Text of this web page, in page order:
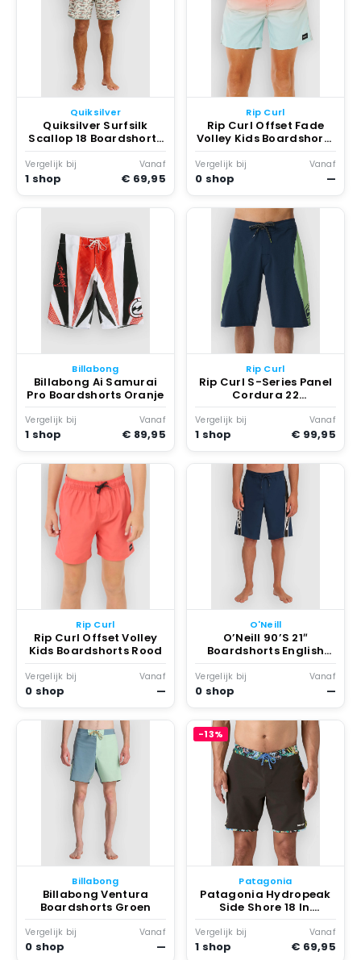
Quiksilver
Quiksilver Surfsilk
Scallop 18 Boardshorts
Wit
Vergelijk bij
1 shop
Vanaf
€ 69,95
Rip Curl
Rip Curl Offset Fade
Volley Kids Boardshorts
Rood
Vergelijk bij
0 shop
Vanaf
—
Billabong
Billabong Ai Samurai
Pro Boardshorts Oranje
Vergelijk bij
1 shop
Vanaf
€ 89,95
Rip Curl
Rip Curl S-Series Panel
Cordura 22
Boardshorts Blauw
Vergelijk bij
1 shop
Vanaf
€ 99,95
Rip Curl
Rip Curl Offset Volley
Kids Boardshorts Rood
Vergelijk bij
0 shop
Vanaf
—
O'Neill
O’Neill 90’S 21″
Boardshorts English
Evening
Vergelijk bij
0 shop
Vanaf
—
Billabong
Billabong Ventura
Boardshorts Groen
Vergelijk bij
0 shop
Vanaf
—
-13%
Patagonia
Patagonia Hydropeak
Side Shore 18 In.
Boardshorts patroon
Vergelijk bij
1 shop
Vanaf
€ 69,95